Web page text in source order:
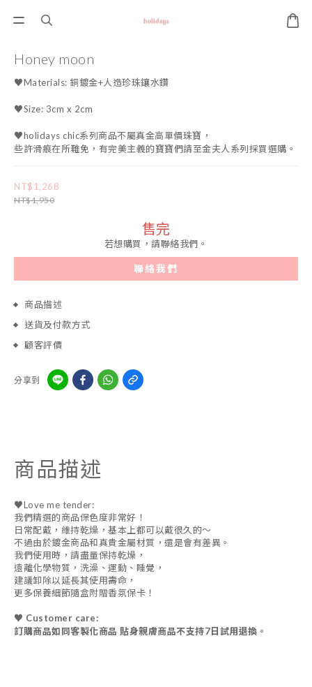
Honey moon
♥Materials: 銅鍍金+人造珍珠鑲水鑽
♥Size: 3cm x 2cm
♥holidays chic系列商品不屬真金高單價珠寶，
些許滑痕在所難免，有完美主義的寶寶們請至金夫人系列採買選購。
NT$1,268
NT$1,950
售完
若想購買，請聯絡我們。
聯絡我們
商品描述
送貨及付款方式
顧客評價
分享到
商品描述
♥Love me tender:
我們精選的商品保色度非常好！
日常配戴，維持乾燥，基本上都可以戴很久的～
不過由於鍍金商品和真貴金屬材質，還是會有差異。
我們使用時，請盡量保持乾燥，
遠離化學物質，洗澡、運動、睡覺，
建議卸除以延長其使用壽命，
更多保養細節隨盒附贈香氛保卡！
♥ Customer care:
訂購商品如同客製化商品 貼身親膚商品不支持7日試用退換。